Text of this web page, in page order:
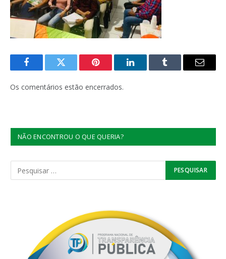
FacebookTwitter Pinterest LinkedInTumblr
E-
Os comentários estão encerrados.
NÃO ENCONTROU O QUE QUERIA?